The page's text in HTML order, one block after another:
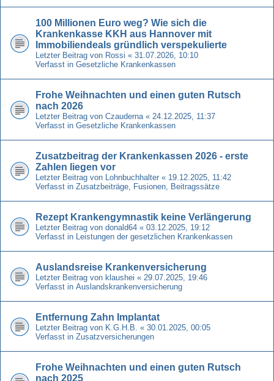
100 Millionen Euro weg? Wie sich die
Krankenkasse KKH aus Hannover mit
Immobiliendeals gründlich verspekulierte
Letzter Beitrag von Rossi « 31.07.2026, 10:10
Verfasst in Gesetzliche Krankenkassen
Frohe Weihnachten und einen guten Rutsch
nach 2026
Letzter Beitrag von Czauderna « 24.12.2025, 11:37
Verfasst in Gesetzliche Krankenkassen
Zusatzbeitrag der Krankenkassen 2026 - erste
Zahlen liegen vor
Letzter Beitrag von Lohnbuchhalter « 19.12.2025, 11:42
Verfasst in Zusatzbeiträge, Fusionen, Beitragssätze
Rezept Krankengymnastik keine Verlängerung
Letzter Beitrag von donald64 « 03.12.2025, 19:12
Verfasst in Leistungen der gesetzlichen Krankenkassen
Auslandsreise Krankenversicherung
Letzter Beitrag von klaushei « 29.07.2025, 19:46
Verfasst in Auslandskrankenversicherung
Entfernung Zahn Implantat
Letzter Beitrag von K.G.H.B. « 30.01.2025, 00:05
Verfasst in Zusatzversicherungen
Frohe Weihnachten und einen guten Rutsch
nach 2025